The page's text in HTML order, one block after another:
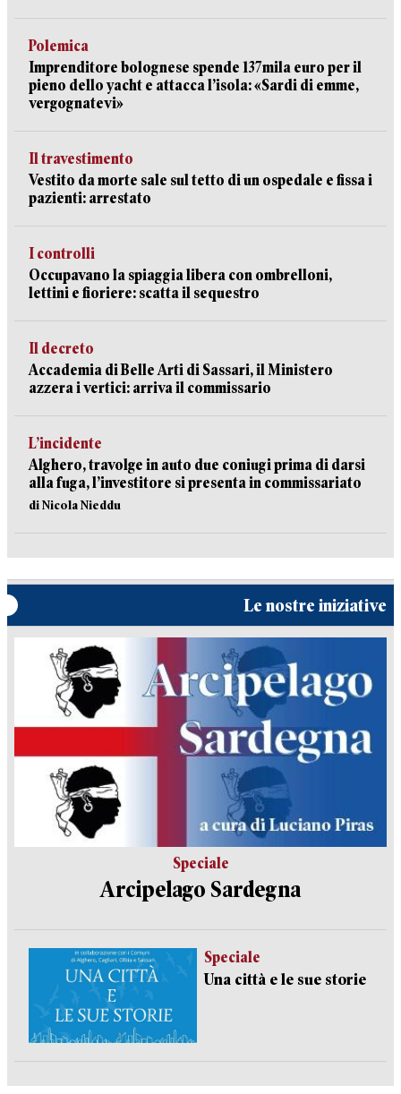
Polemica
Imprenditore bolognese spende 137mila euro per il
pieno dello yacht e attacca l’isola: «Sardi di emme,
vergognatevi»
Il travestimento
Vestito da morte sale sul tetto di un ospedale e fissa i
pazienti: arrestato
I controlli
Occupavano la spiaggia libera con ombrelloni,
lettini e fioriere: scatta il sequestro
Il decreto
Accademia di Belle Arti di Sassari, il Ministero
azzera i vertici: arriva il commissario
L’incidente
Alghero, travolge in auto due coniugi prima di darsi
alla fuga, l’investitore si presenta in commissariato
di Nicola Nieddu
Le nostre iniziative
Speciale
Arcipelago Sardegna
Speciale
Una città e le sue storie